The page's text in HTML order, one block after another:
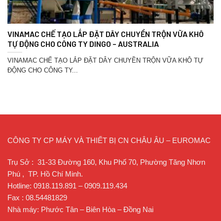
VINAMAC CHẾ TẠO LẮP ĐẶT DÂY CHUYỀN TRỘN VỮA KHÔ
TỰ ĐỘNG CHO CÔNG TY DINGO – AUSTRALIA
VINAMAC CHẾ TẠO LẮP ĐẶT DÂY CHUYỀN TRỘN VỮA KHÔ TỰ
ĐỘNG CHO CÔNG TY...
CÔNG TY CP MÁY VÀ THIẾT BỊ CN CHÂU ÂU – EUROMAC
Trụ Sở : 31-33 Đường 160, Khu Phố 70, Phường Tăng Nhơn
Phú , TP. Hồ Chí Minh.
Hotline: 0918.119.891 – 0909.119.434
Fax : 08.54481829
Nhà máy: Phước Tân – Biên Hòa – Đồng Nai